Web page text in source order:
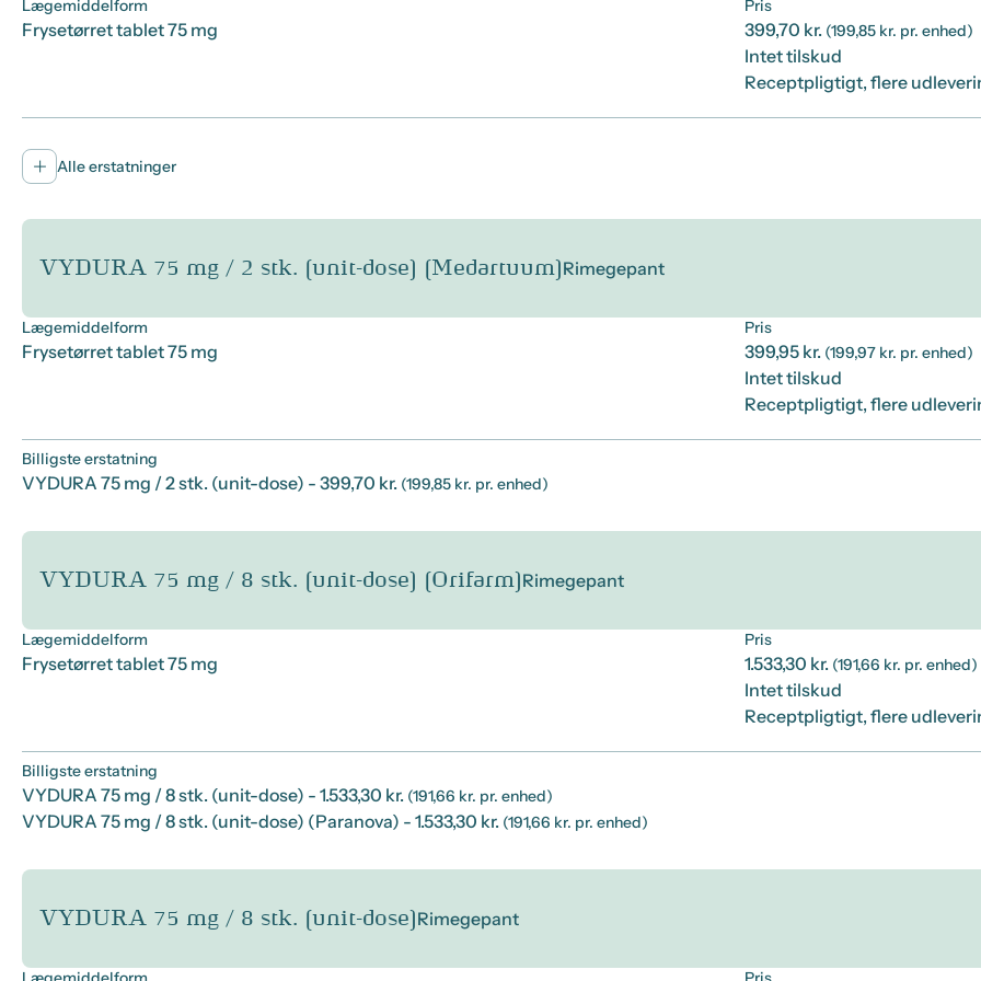
Lægemiddelform
Frysetørret tablet 75 mg
Pris
399,70 kr. (199,85 kr. pr. enhed)
Intet tilskud
Receptpligtigt, flere
Alle erstatninger
VYDURA 75 mg / 2 stk. (unit-dose) (Medartuum)Rimegepant
Lægemiddelform
Frysetørret tablet 75 mg
Pris
399,95 kr. (199,97 kr. pr. enhed)
Intet tilskud
Receptpligtigt, flere
Billigste erstatning
VYDURA 75 mg / 2 stk. (unit-dose) - 399,70 kr. (199,85 kr. pr. enhed)
VYDURA 75 mg / 8 stk. (unit-dose) (Orifarm)Rimegepant
Lægemiddelform
Frysetørret tablet 75 mg
Pris
1.533,30 kr. (191,66 kr. pr. enhed)
Intet tilskud
Receptpligtigt, flere
Billigste erstatning
VYDURA 75 mg / 8 stk. (unit-dose) - 1.533,30 kr. (191,66 kr. pr. enhed)
VYDURA 75 mg / 8 stk. (unit-dose) (Paranova) - 1.533,30 kr. (191,66 kr. pr. enhed)
VYDURA 75 mg / 8 stk. (unit-dose)Rimegepant